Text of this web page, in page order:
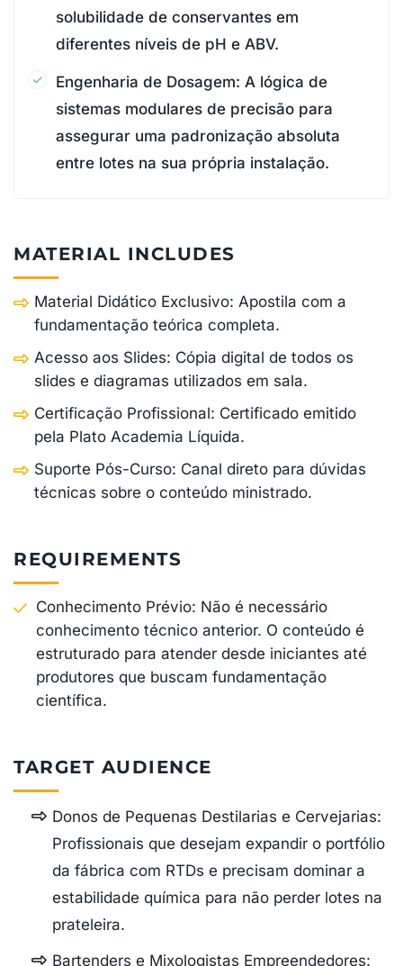
solubilidade de conservantes em
diferentes níveis de pH e ABV.
Engenharia de Dosagem: A lógica de
sistemas modulares de precisão para
assegurar uma padronização absoluta
entre lotes na sua própria instalação.
MATERIAL INCLUDES
Material Didático Exclusivo: Apostila com a
fundamentação teórica completa.
Acesso aos Slides: Cópia digital de todos os
slides e diagramas utilizados em sala.
Certificação Profissional: Certificado emitido
pela Plato Academia Líquida.
Suporte Pós-Curso: Canal direto para dúvidas
técnicas sobre o conteúdo ministrado.
REQUIREMENTS
Conhecimento Prévio: Não é necessário
conhecimento técnico anterior. O conteúdo é
estruturado para atender desde iniciantes até
produtores que buscam fundamentação
científica.
TARGET AUDIENCE
Donos de Pequenas Destilarias e Cervejarias:
Profissionais que desejam expandir o portfólio
da fábrica com RTDs e precisam dominar a
estabilidade química para não perder lotes na
prateleira.
Bartenders e Mixologistas Empreendedores: